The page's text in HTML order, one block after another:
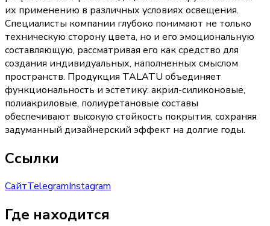
их применению в различных условиях освещения.
Специалисты компании глубоко понимают не только
техническую сторону цвета, но и его эмоциональную
составляющую, рассматривая его как средство для
создания индивидуальных, наполненных смыслом
пространств. Продукция TALATU объединяет
функциональность и эстетику: акрил-силиконовые,
полиакриловые, полиуретановые составы
обеспечивают высокую стойкость покрытия, сохраняя
задуманный дизайнерский эффект на долгие годы.
Ссылки
СайтTelegramInstagram
Где находится